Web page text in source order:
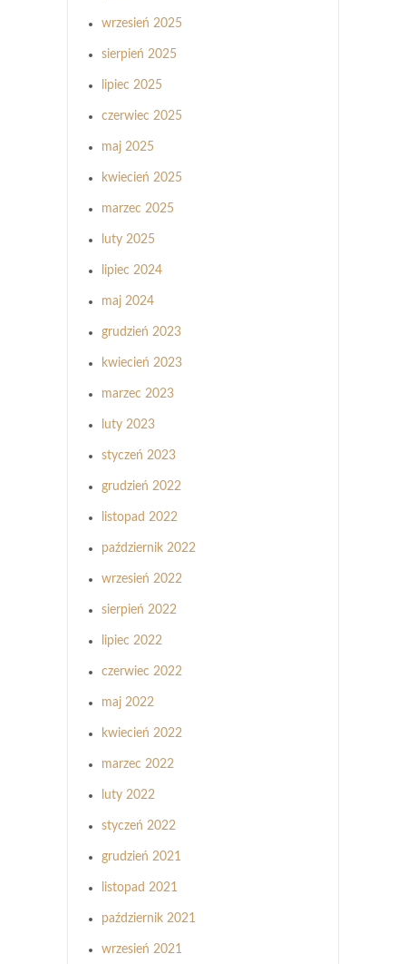
wrzesień 2025
sierpień 2025
lipiec 2025
czerwiec 2025
maj 2025
kwiecień 2025
marzec 2025
luty 2025
lipiec 2024
maj 2024
grudzień 2023
kwiecień 2023
marzec 2023
luty 2023
styczeń 2023
grudzień 2022
listopad 2022
październik 2022
wrzesień 2022
sierpień 2022
lipiec 2022
czerwiec 2022
maj 2022
kwiecień 2022
marzec 2022
luty 2022
styczeń 2022
grudzień 2021
listopad 2021
październik 2021
wrzesień 2021